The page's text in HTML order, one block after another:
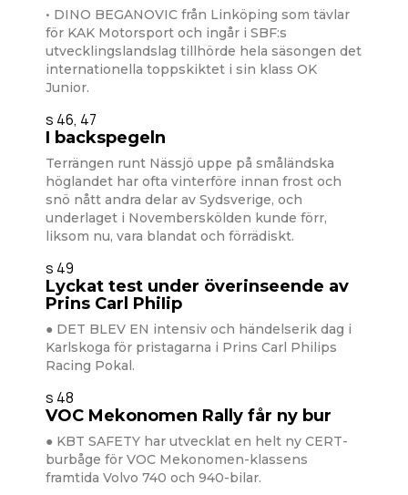
• DINO BEGANOVIC från Linköping som tävlar
för KAK Motorsport och ingår i SBF:s
utvecklingslandslag tillhörde hela säsongen det
internationella toppskiktet i sin klass OK
Junior.
s 46, 47
I backspegeln
Terrängen runt Nässjö uppe på småländska
höglandet har ofta vinterföre innan frost och
snö nått andra delar av Sydsverige, och
underlaget i Novemberskölden kunde förr,
liksom nu, vara blandat och förrädiskt.
s 49
Lyckat test under överinseende av
Prins Carl PhiIip
● DET BLEV EN intensiv och händelserik dag i
Karlskoga för pristagarna i Prins Carl Philips
Racing Pokal.
s 48
VOC Mekonomen Rally får ny bur
● KBT SAFETY har utvecklat en helt ny CERT-
burbåge för VOC Mekonomen-klassens
framtida Volvo 740 och 940-bilar.